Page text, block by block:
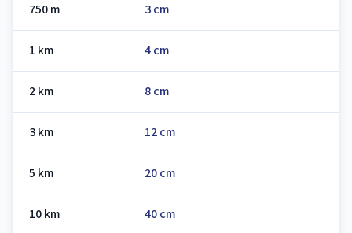
750 m 3 cm
1 km 4 cm
2 km 8 cm
3 km 12 cm
5 km 20 cm
10 km 40 cm